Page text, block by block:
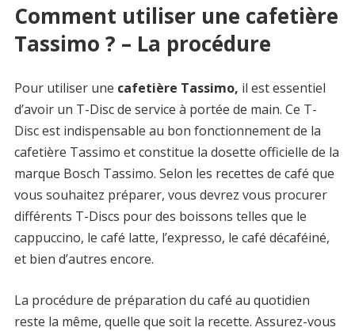
Comment utiliser une cafetière
Tassimo ? – La procédure
Pour utiliser une cafetière Tassimo, il est essentiel
d’avoir un T-Disc de service à portée de main. Ce T-
Disc est indispensable au bon fonctionnement de la
cafetière Tassimo et constitue la dosette officielle de la
marque Bosch Tassimo. Selon les recettes de café que
vous souhaitez préparer, vous devrez vous procurer
différents T-Discs pour des boissons telles que le
cappuccino, le café latte, l’expresso, le café décaféiné,
et bien d’autres encore.
La procédure de préparation du café au quotidien
reste la même, quelle que soit la recette. Assurez-vous